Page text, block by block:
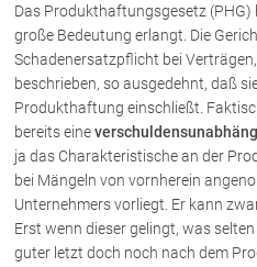
Familienrecht und Scheidungen
Prozessführung und
Schiedsgerichtsbarkeit
Skiunfälle in Österreich
Über uns
Kanzleiteam
Netzwerk
Das Produkthaftungsgesetz (PHG)
große Bedeutung erlangt. Die
Schadenersatzpflicht bei
beschrieben, so ausgedehnt, daß
Produkthaftung einschließt.
bereits eine
ja das Charakteristische an der
bei Mängeln von vornherein
Unternehmers vorliegt. Er kann
Erst wenn dieser gelingt, was
guter letzt doch noch nach dem